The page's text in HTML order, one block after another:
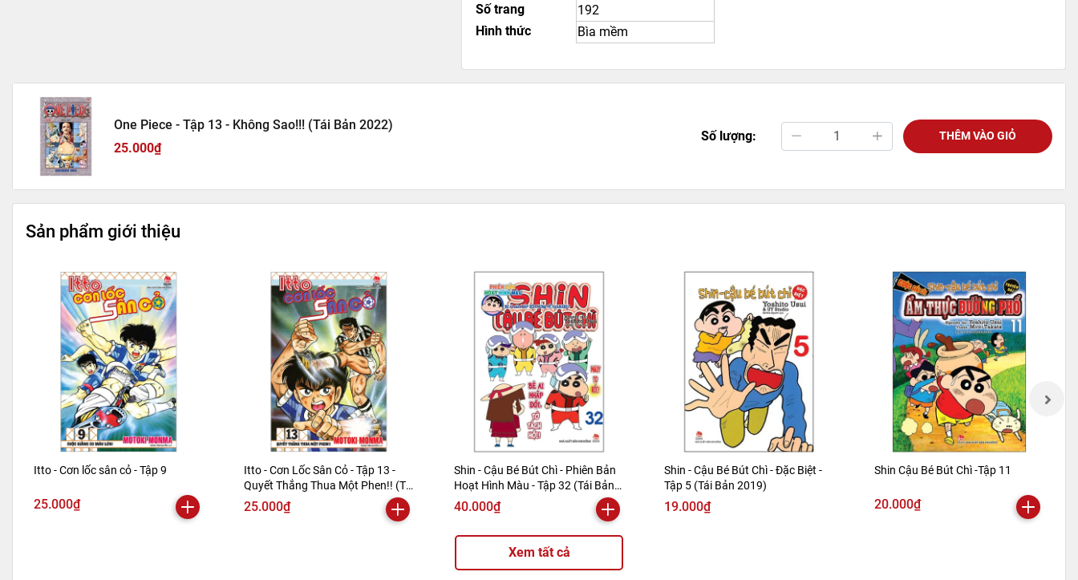
Số trang
192
Hình thức
Bìa mềm
One Piece - Tập 13 - Không Sao!!! (Tái Bản 2022)
25.000₫
Số lượng: THÊM VÀO GIỎ
Sản phẩm giới thiệu
Itto - Cơn lốc sân cỏ - Tập 9
25.000₫
Itto - Cơn Lốc Sân Cỏ - Tập 13 -
Quyết Thắng Thua Một Phen!! (Tái
Bản 2024)
25.000₫
Shin - Cậu Bé Bút Chì - Phiên Bản
Hoạt Hình Màu - Tập 32 (Tái Bản
2019)
40.000₫
Shin - Cậu Bé Bút Chì - Đặc Biệt -
Tập 5 (Tái Bản 2019)
19.000₫
Shin Cậu Bé Bút Chì -Tập 11
20.000₫
Xem tất cả